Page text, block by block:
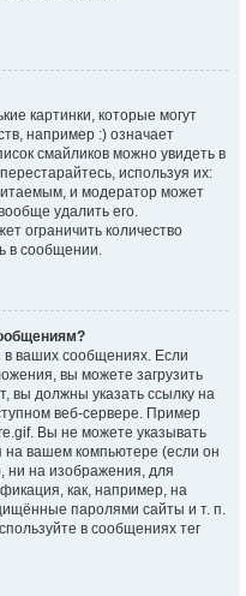
картинки, которые могут
например :) означает
смайликов можно увидеть в
используя их:
и модератор может
удалить его.
ограничить количество
в сообщении.
ваших сообщениях. Если
вы можете загрузить
вы должны указать ссылку на
веб-сервере. Пример
Вы не можете указывать
вашем компьютере (если он
ни на изображения, для
как, например, на
паролями сайты и т. п.
в сообщениях тег